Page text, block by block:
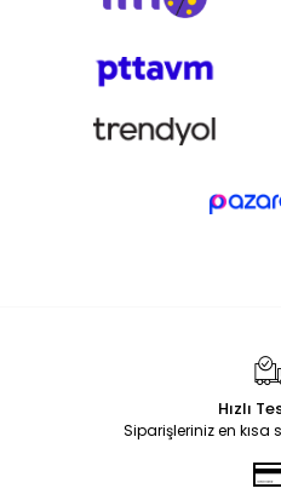
Hızlı
Siparişleriniz en kısa